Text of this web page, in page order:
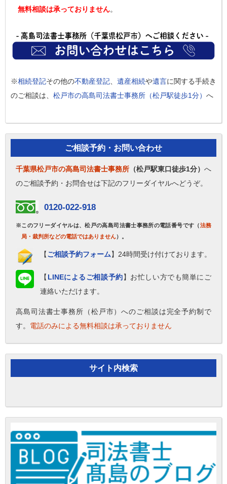
無料相談は承っておりません。
※相続登記その他の不動産登記 遺産相続や遺言に関する手続き
のご相談は、 松戸市の高島司法書士事務所（松戸駅徒歩1分） へ
ご相談予約・お問い合わせ
千葉県松戸市の高島司法書士事務所 （松戸駅東口徒歩1分） へ
のご相談予約・お問合せは下記のフリーダイヤルへどうぞ。
0120-022-918
※このフリーダイヤルは、松戸の高島司法書士事務所の電話番号です（法務
局・裁判所などの電話ではありません）。
【ご相談予約フォーム】24時間受け付けております。
【 LINEによるご相談予約】お忙しい方でも簡単にご
連絡いただけます。
高島司法書士事務所（松戸市）へのご相談は完全予約制で
す。 電話のみによる無料相談は承っておりません
サイト内検索